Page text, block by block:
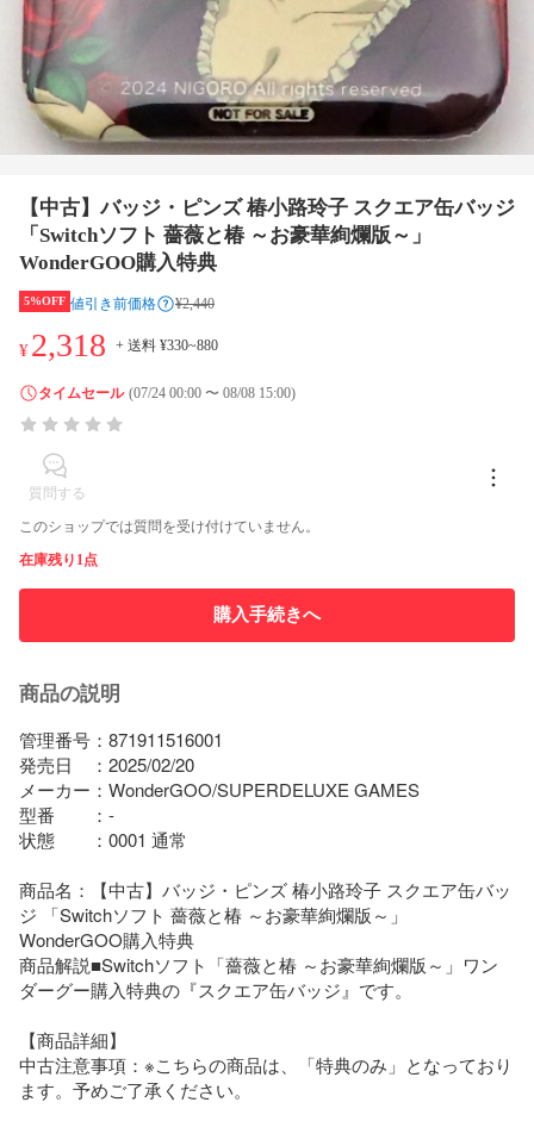
【中古】バッジ・ピンズ 椿小路玲子 スクエア缶バッジ
「Switchソフト 薔薇と椿 ～お豪華絢爛版～」
WonderGOO購入特典
5%OFF 値引き前価格 ¥2,440
¥2,318 + 送料 ¥330~880
タイムセール (07/24 00:00 〜 08/08 15:00)
質問する
このショップでは質問を受け付けていません。
在庫残り1点
購入手続きへ
商品の説明
管理番号：871911516001
発売日　：2025/02/20
メーカー：WonderGOO/SUPERDELUXE GAMES
型番　　：-
状態　　：0001 通常
商品名：【中古】バッジ・ピンズ 椿小路玲子 スクエア缶バッ
ジ 「Switchソフト 薔薇と椿 ～お豪華絢爛版～」
WonderGOO購入特典
商品解説■Switchソフト「薔薇と椿 ～お豪華絢爛版～」ワン
ダーグー購入特典の『スクエア缶バッジ』です。
【商品詳細】
中古注意事項：※こちらの商品は、「特典のみ」となっており
ます。予めご了承ください。